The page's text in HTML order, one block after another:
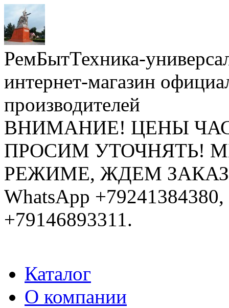
РемБытТехника-
интернет-магазин
производителей
ВНИМАНИЕ! ЦЕНЫ
ПРОСИМ УТОЧНЯТЬ!
РЕЖИМЕ, ЖДЕМ ЗАКАЗЫ:
WhatsApp
+79146893311.
Каталог
О компании